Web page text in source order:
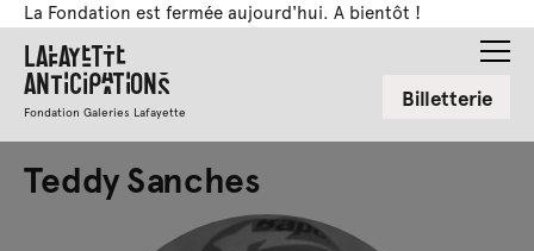
La Fondation est fermée aujourd'hui. A bientôt !
Lafayette
Anticipations
Fondation Galeries Lafayette Billetterie
Teddy Sanches